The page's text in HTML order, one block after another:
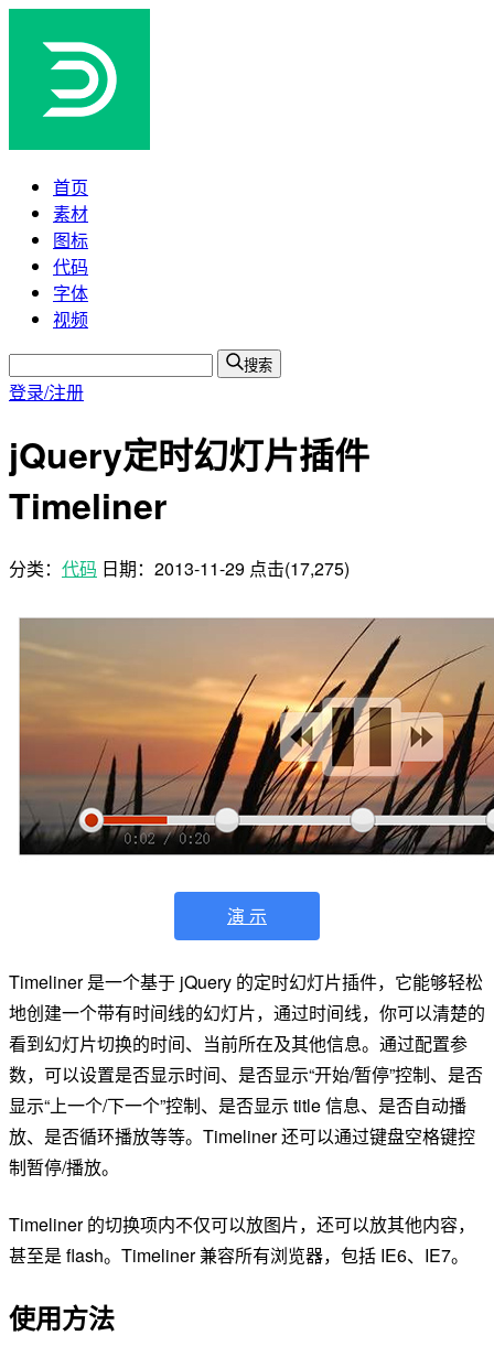
首页
素材
图标
代码
字体
视频
搜索
登录/注册
jQuery定时幻灯片插件
Timeliner
分类： 代码 日期： 2013-11-29 点击(17,275)
演 示
Timeliner 是一个基于 jQuery 的定时幻灯片插件，它能够轻松
地创建一个带有时间线的幻灯片，通过时间线，你可以清楚的
看到幻灯片切换的时间、当前所在及其他信息。通过配置参
数，可以设置是否显示时间、是否显示“开始/暂停”控制、是否
显示“上一个/下一个”控制、是否显示 title 信息、是否自动播
放、是否循环播放等等。Timeliner 还可以通过键盘空格键控
制暂停/播放。
Timeliner 的切换项内不仅可以放图片，还可以放其他内容，
甚至是 flash。Timeliner 兼容所有浏览器，包括 IE6、IE7。
使用方法